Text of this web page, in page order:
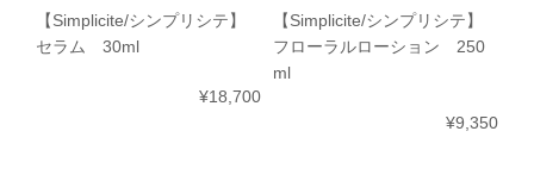
【Simplicite/シンプリシテ】
セラム 30ml
¥18,700
【Simplicite/シンプリシテ】
フローラルローション 250
ml
¥9,350